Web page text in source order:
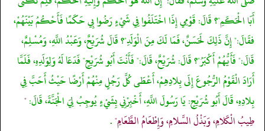
أَبَا الْحَكَمِ"؟ قَالَ: قَوْمِي إِذَا اخْتَلَفُوا فِي شَيْءٍ رَضُوا بِي حَكَمًا فَأَحْكُمُ بَيْنَهُمْ،
فقَالَ:" إِنَّ ذَلِكَ لَحَسَنٌ، فَمَا لَكَ مِنَ الْوَلَدِ"؟ قَالَ شُرَيْحٌ، وَعَبْدُ اللَّهِ، وَمُسْلِمٌ،
قَالَ:" فَأَيُّهُمْ أَكْبَرُ"؟ قَالَ: شُرَيْحٌ، قَالَ:" فَأَنْتَ أَبُو شُرَيْحٍ" فَدَعَا لَهُ وَلِوَلَدِهِ، فَلَمَّا
أَرَادَ الْقَوْمُ الرُّجُوعَ إِلَى بِلادِهِمْ، أَعْطَى كُلَّ رَجُلٍ مِنْهُمْ أَرْضًا حَيْثُ أَحَبَّ فِي
بِلادِهِ، قَالَ أَبُو شُرَيْحٍ: يَا رَسُولَ اللَّهِ، أَخْبِرْنِي بِشَيْءٍ يُوجِبُ لِيَ الْجَنَّةَ، قَالَ:"
طِيبُ الْكَلامِ، وَبَذْلُ السَّلامِ، وَإِطْعَامُ الطَّعَامِ".